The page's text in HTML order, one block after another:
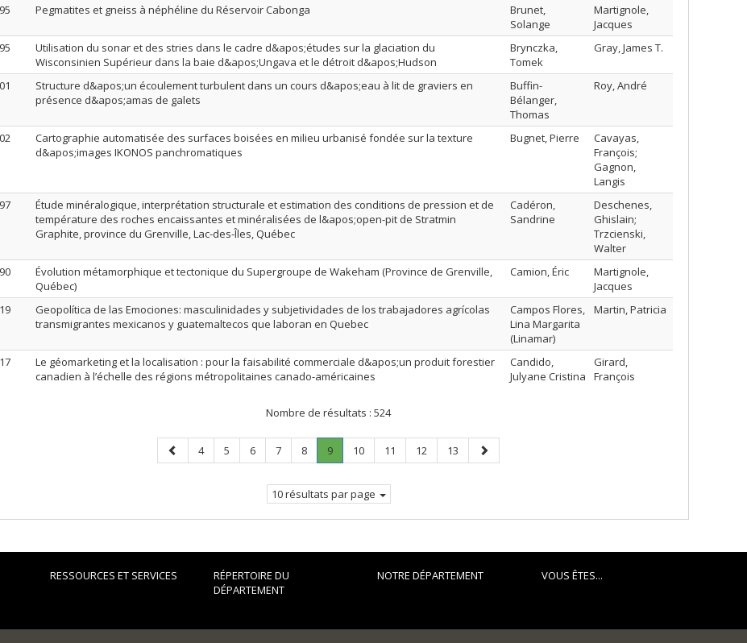
Pegmatites et gneiss à néphéline du Réservoir Cabonga
Brunet,
Solange
Martignole,
Jacques
Utilisation du sonar et des stries dans le cadre d&apos;études sur la glaciation du
Wisconsinien Supérieur dans la baie d&apos;Ungava et le détroit d&apos;Hudson
Brynczka,
Tomek
Gray, James T.
Structure d&apos;un écoulement turbulent dans un cours d&apos;eau à lit de graviers en
présence d&apos;amas de galets
Buffin-
Bélanger,
Thomas
Roy, André
Cartographie automatisée des surfaces boisées en milieu urbanisé fondée sur la texture
d&apos;images IKONOS panchromatiques
Bugnet, Pierre
Cavayas,
François;
Gagnon,
Langis
Étude minéralogique, interprétation structurale et estimation des conditions de pression et de
température des roches encaissantes et minéralisées de l&apos;open-pit de Stratmin
Graphite, province du Grenville, Lac-des-Îles, Québec
Cadéron,
Sandrine
Deschenes,
Ghislain;
Trzcienski,
Walter
Évolution métamorphique et tectonique du Supergroupe de Wakeham (Province de Grenville,
Québec)
Camion, Éric
Martignole,
Jacques
Geopolítica de las Emociones: masculinidades y subjetividades de los trabajadores agrícolas
transmigrantes mexicanos y guatemaltecos que laboran en Quebec
Campos Flores,
Lina Margarita
(Linamar)
Martin, Patricia
Le géomarketing et la localisation : pour la faisabilité commerciale d&apos;un produit forestier
canadien à l’échelle des régions métropolitaines canado-américaines
Candido,
Julyane Cristina
Girard,
François
Nombre de résultats : 524
Page
précédente
Page
4 Page
5 Page
6 Page
7 Page
8 Page
9.
Page
Page
10 Page
11 Page
12 Page
13
Page
suivante
10 résultats par page
RESSOURCES ET SERVICES
RÉPERTOIRE DU
DÉPARTEMENT
NOTRE DÉPARTEMENT VOUS ÊTES...